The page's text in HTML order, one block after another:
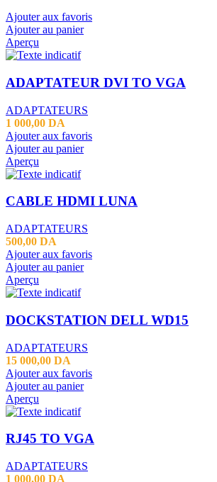
Ajouter aux favoris
Ajouter au panier
Aperçu
ADAPTATEUR DVI TO VGA
ADAPTATEURS
1 000,00 DA
Ajouter aux favoris
Ajouter au panier
Aperçu
CABLE HDMI LUNA
ADAPTATEURS
500,00 DA
Ajouter aux favoris
Ajouter au panier
Aperçu
DOCKSTATION DELL WD15
ADAPTATEURS
15 000,00 DA
Ajouter aux favoris
Ajouter au panier
Aperçu
RJ45 TO VGA
ADAPTATEURS
1 000,00 DA